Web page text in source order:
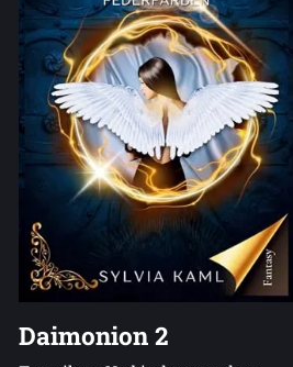
Daimonion 2